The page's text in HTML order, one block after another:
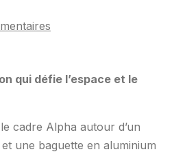
qui défie l’espace et le
cadre Alpha autour d’un
une baguette en aluminium